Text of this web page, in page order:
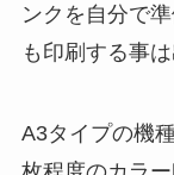
ンクを自分で
も印刷する事は
A3タイプの機